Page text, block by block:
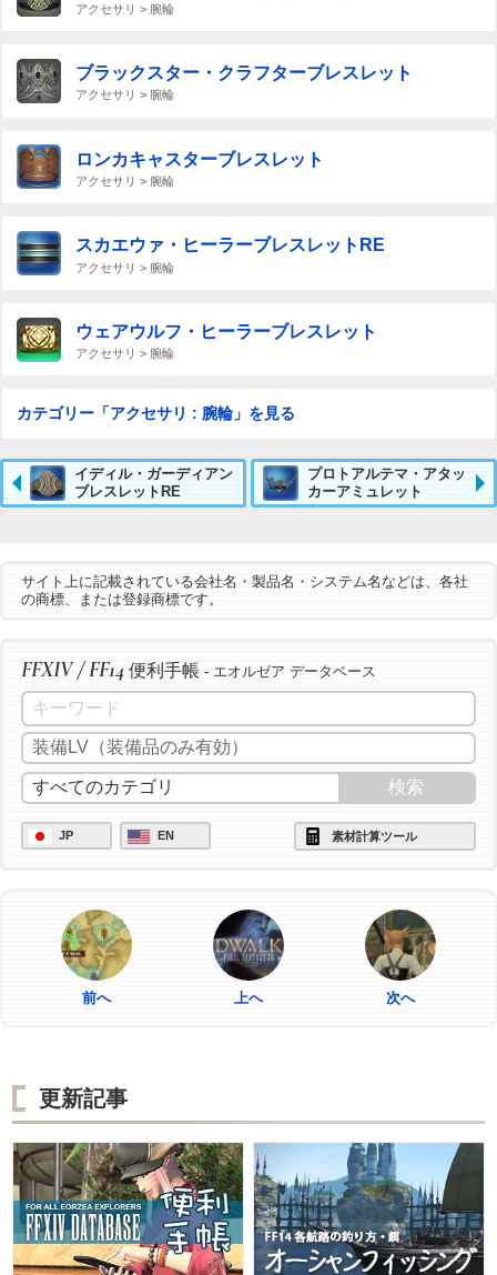
アクセサリ > 腕輪
ブラックスター・クラフターブレスレット
アクセサリ > 腕輪
ロンカキャスターブレスレット
アクセサリ > 腕輪
スカエウァ・ヒーラーブレスレットRE
アクセサリ > 腕輪
ウェアウルフ・ヒーラーブレスレット
アクセサリ > 腕輪
カテゴリー「アクセサリ : 腕輪」を見る
イディル・ガーディアン
ブレスレットRE
プロトアルテマ・アタッ
カーアミュレット
サイト上に記載されている会社名・製品名・システム名などは、各社
の商標、または登録商標です。
FFXIV / FF14 便利手帳 - エオルゼア データベース
JP EN 素材計算ツール
前へ 上へ 次へ
更新記事